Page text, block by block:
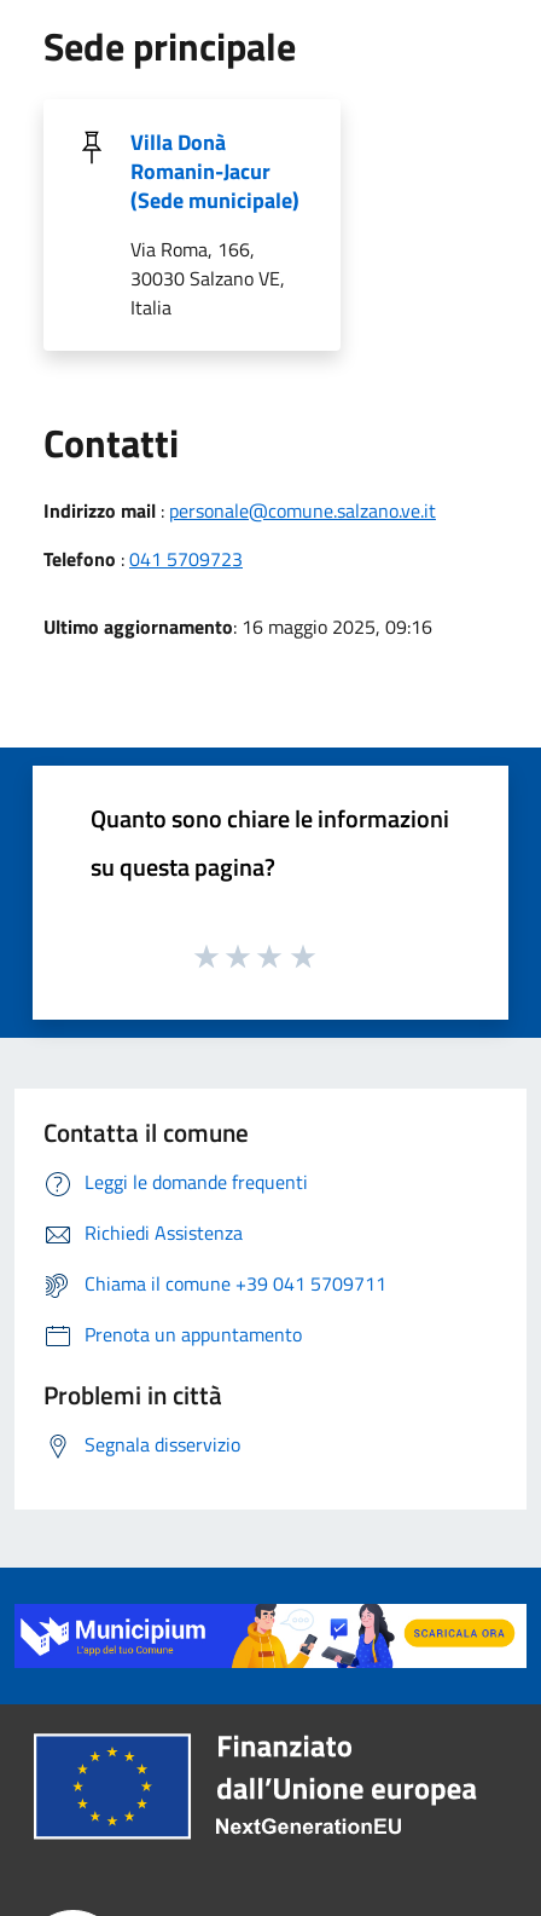
Sede principale
Villa Donà
Romanin-Jacur
(Sede municipale)
Via Roma, 166,
30030 Salzano VE,
Italia
Contatti
Indirizzo mail : personale@comune.salzano.ve.it
Telefono :041 5709723
Ultimo aggiornamento: 16 maggio 2025, 09:16
Quanto sono chiare le informazioni
su questa pagina?
Contatta il comune
Leggi le domande frequenti
Richiedi Assistenza
Chiama il comune +39 041 5709711
Prenota un appuntamento
Problemi in città
Segnala disservizio